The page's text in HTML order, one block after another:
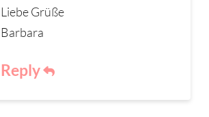
Liebe Grüße
Barbara
Reply